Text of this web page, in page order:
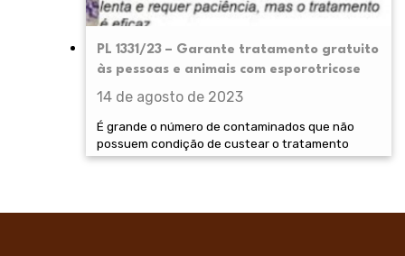
PL 1331/23 – Garante tratamento gratuito
às pessoas e animais com esporotricose
14 de agosto de 2023
É grande o número de contaminados que não
possuem condição de custear o tratamento